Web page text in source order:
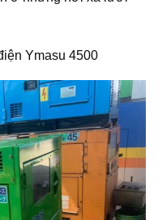
Ymasu 4500